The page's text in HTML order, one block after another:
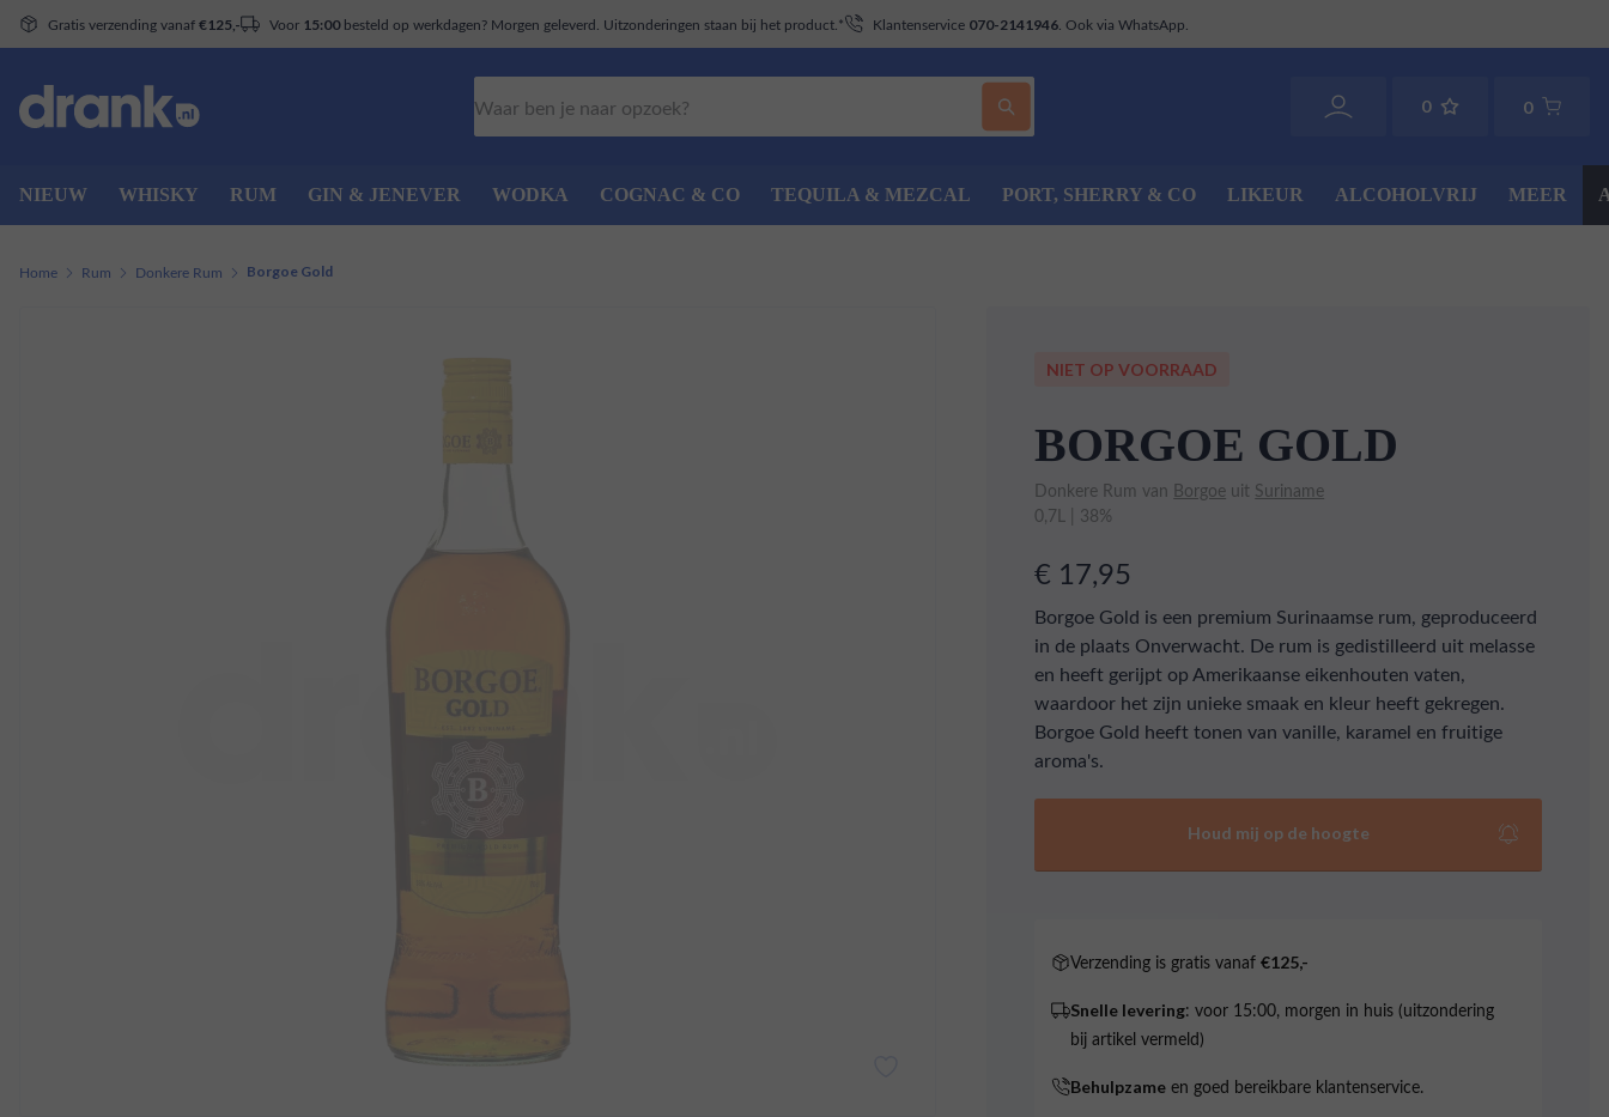
Gratis verzending vanaf €125,- Voor 15:00besteld op werkdagen? Morgen geleverd. Uitzonderingen staan bij het product.* Klantenservice 070-2141946 . Ook via WhatsApp.
0 0
NIEUW WHISKY RUM GIN & JENEVER WODKA COGNAC & CO TEQUILA & MEZCAL PORT, SHERRY & CO LIKEUR ALCOHOLVRIJ MEER
Home Rum Donkere Rum Borgoe Gold
NIET OP VOORRAAD
BORGOE GOLD
Donkere Rum van Borgoe uit Suriname
0,7L | 38%
€ 17,95
Borgoe Gold is een premium Surinaamse rum, geproduceerd
in de plaats Onverwacht. De rum is gedistilleerd uit melasse
en heeft gerijpt op Amerikaanse eikenhouten vaten,
waardoor het zijn unieke smaak en kleur heeft gekregen.
Borgoe Gold heeft tonen van vanille, karamel en fruitige
aroma's.
Houd mij op de hoogte
Verzending is gratis vanaf€125,-
Snelle levering: voor 15:00, morgen in huis (uitzondering
bij artikel vermeld)
Behulpzame en goed bereikbare klantenservice.